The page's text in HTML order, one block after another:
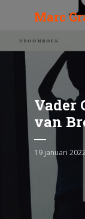
Marc
Vader
van
19 januari